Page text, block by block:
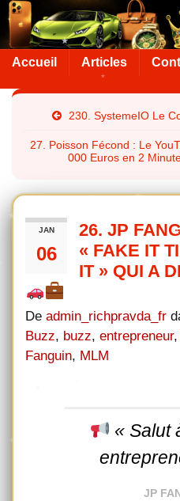
Accueil Articles
230. SystemeIO Le
27. Poisson Fécond : Le
000 Euros en 2
JAN
06
26. JP
« FAKE IT
IT » QUI A
De admin_richpravda_fr
Buzz, buzz, entrepreneur,
Fanguin, MLM
« Salut
JP